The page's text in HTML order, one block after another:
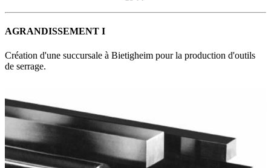
AGRANDISSEMENT I
Création d'une succursale à Bietigheim pour la production d'outils
de serrage.